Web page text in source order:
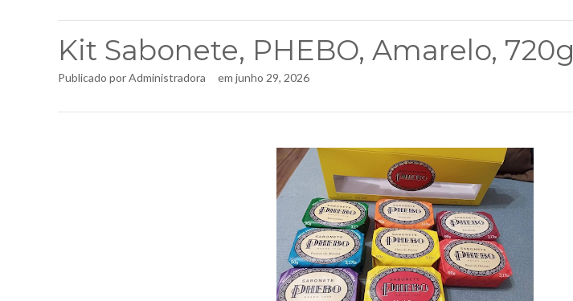
Kit Sabonete, PHEBO, Amarelo, 720g
Publicado porAdministradora em junho 29, 2026